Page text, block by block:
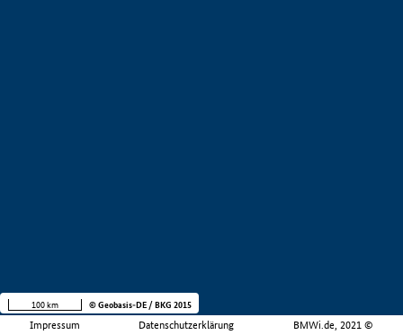
Impressum Datenschutzerklärung BMWi.de, 2021 ©
100 km © Geobasis-DE / BKG 2015